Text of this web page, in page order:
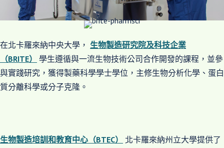
在北卡羅來納中央大學， 生物製造研究院及科技企業
（BRITE）
學生遵循與一流生物技術公司合作開發的課程，並參
與實踐研究，獲得製藥科學學士學位，主修生物分析化學、蛋白
質分離科學或分子克隆。
生物製造培訓和教育中心（BTEC）
北卡羅來納州立大學提供了